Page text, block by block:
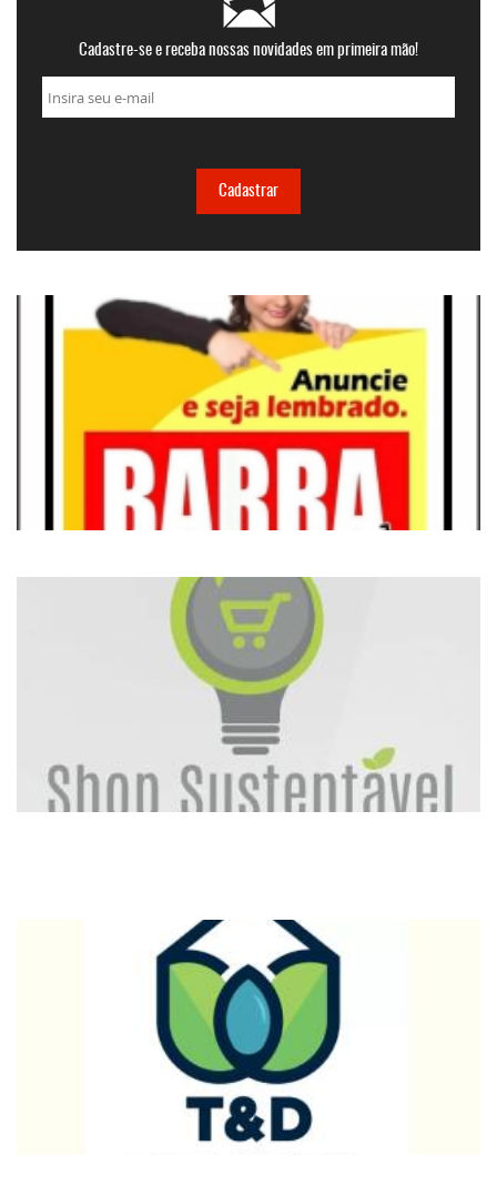
Cadastre-se e receba nossas novidades em primeira mão!